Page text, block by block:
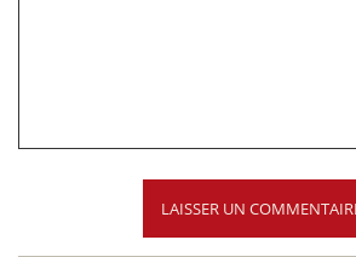
LAISSER UN